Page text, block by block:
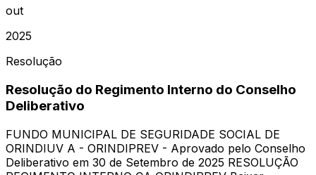
out
2025
Resolução
Resolução do Regimento Interno do Conselho
Deliberativo
FUNDO MUNICIPAL DE SEGURIDADE SOCIAL DE
ORINDIUV A - ORINDIPREV - Aprovado pelo Conselho
Deliberativo em 30 de Setembro de 2025 RESOLUÇÃO